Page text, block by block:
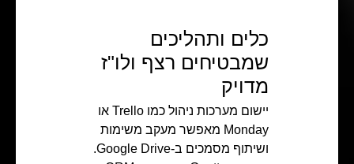
כלים ותהליכים
שמבטיחים רצף ולו"ז
מדויק
יישום מערכות ניהול כמו Trello או
Monday מאפשר מעקב משימות
ושיתוף מסמכים ב-Google Drive.